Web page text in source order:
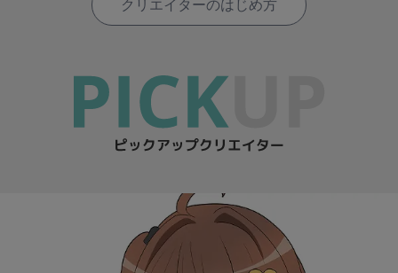
クリエイターのはじめ方